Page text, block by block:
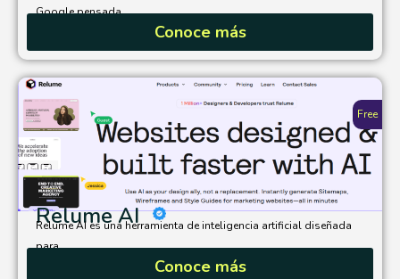
Google pensada...
Conoce más
Relume AI
Relume AI es una herramienta de inteligencia artificial diseñada
para...
Conoce más
Free